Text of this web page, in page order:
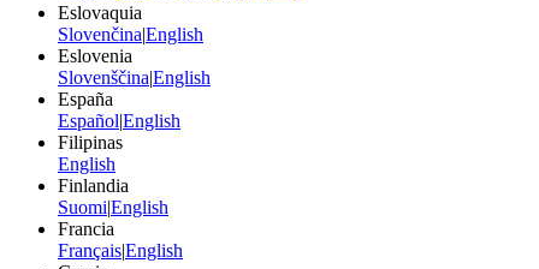
Eslovaquia
Slovenčina|English
Eslovenia
Slovenščina|English
España
Español|English
Filipinas
English
Finlandia
Suomi|English
Francia
Français|English